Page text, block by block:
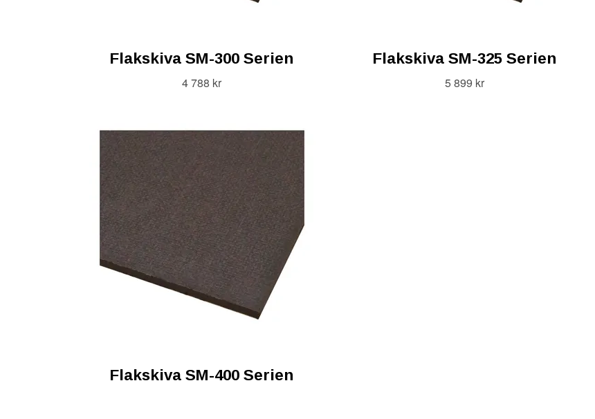
Flakskiva SM-300 Serien
4 788 kr
Flakskiva SM-325 Serien
5 899 kr
Flakskiva SM-400 Serien